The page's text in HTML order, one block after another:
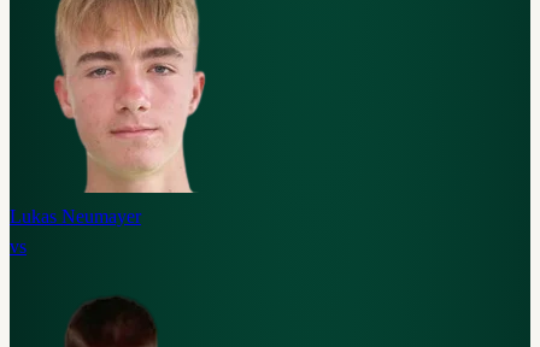
Lukas Neumayer
vs